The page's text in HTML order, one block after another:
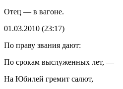
Отец — в вагоне.
01.03.2010 (23:17)
По праву звания дают:
По срокам выслуженных лет, —
На Юбилей гремит салют,